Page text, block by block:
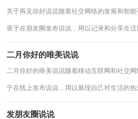
关于再见你好说说随着社交网络的发展和智
衷于在朋友圈发布说说，用以记录和分享生
二月你好的唯美说说
二月你好的唯美说说随着移动互联网和社交
于在线上发布说说，用以展现自己对生活的
发朋友圈说说